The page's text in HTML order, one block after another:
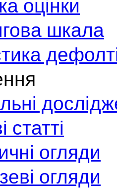
оцінки
шкала
статті
огляди
огляди